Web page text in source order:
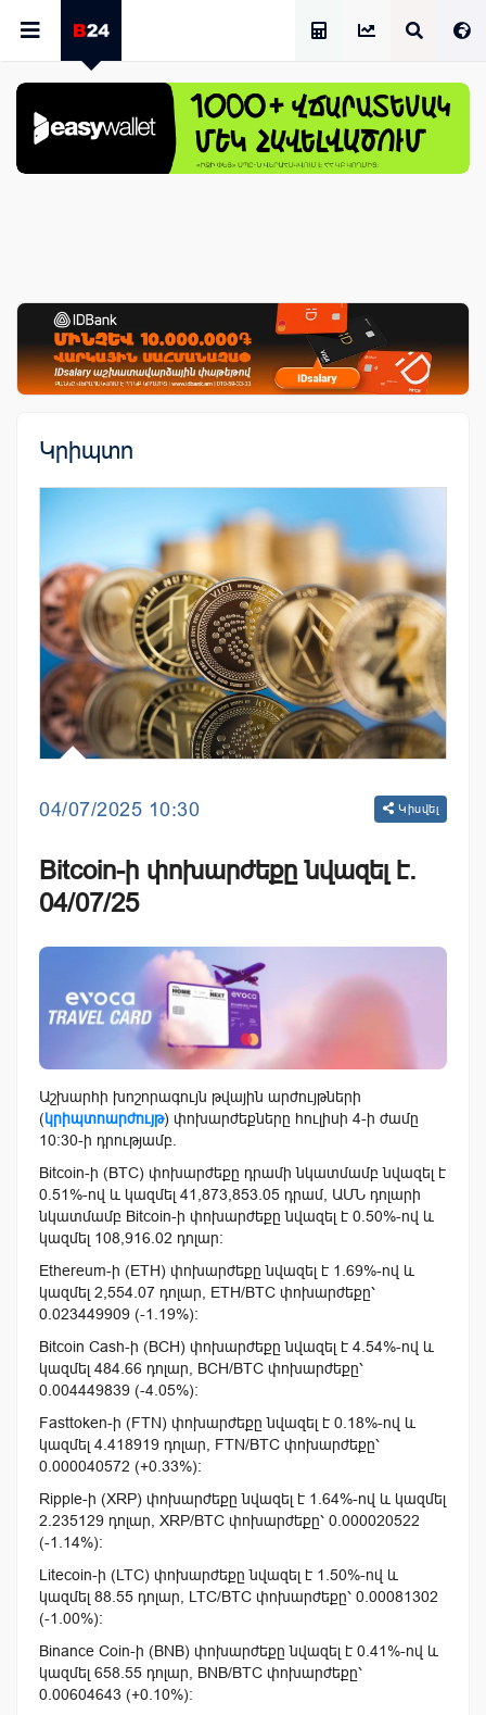
Կրիպտո
04/07/2025 10:30 Կիսվել
Bitcoin-ի փոխարժեքը նվազել է.
04/07/25
Աշխարհի խոշորագույն թվային արժույթների
(կրիպտոարժույթ) փոխարժեքները հուլիսի 4-ի ժամը
10:30-ի դրությամբ.
Bitcoin-ի (BTC) փոխարժեքը դրամի նկատմամբ նվազել է
0.51%-ով և կազմել 41,873,853.05 դրամ, ԱՄՆ դոլարի
նկատմամբ Bitcoin-ի փոխարժեքը նվազել է 0.50%-ով և
կազմել 108,916.02 դոլար:
Ethereum-ի (ETH) փոխարժեքը նվազել է 1.69%-ով և
կազմել 2,554.07 դոլար, ETH/BTC փոխարժեքը՝
0.023449909 (-1.19%):
Bitcoin Cash-ի (BCH) փոխարժեքը նվազել է 4.54%-ով և
կազմել 484.66 դոլար, BCH/BTC փոխարժեքը՝
0.004449839 (-4.05%):
Fasttoken-ի (FTN) փոխարժեքը նվազել է 0.18%-ով և
կազմել 4.418919 դոլար, FTN/BTC փոխարժեքը՝
0.000040572 (+0.33%):
Ripple-ի (XRP) փոխարժեքը նվազել է 1.64%-ով և կազմել
2.235129 դոլար, XRP/BTC փոխարժեքը՝ 0.000020522
(-1.14%):
Litecoin-ի (LTC) փոխարժեքը նվազել է 1.50%-ով և
կազմել 88.55 դոլար, LTC/BTC փոխարժեքը՝ 0.00081302
(-1.00%):
Binance Coin-ի (BNB) փոխարժեքը նվազել է 0.41%-ով և
կազմել 658.55 դոլար, BNB/BTC փոխարժեքը՝
0.00604643 (+0.10%):